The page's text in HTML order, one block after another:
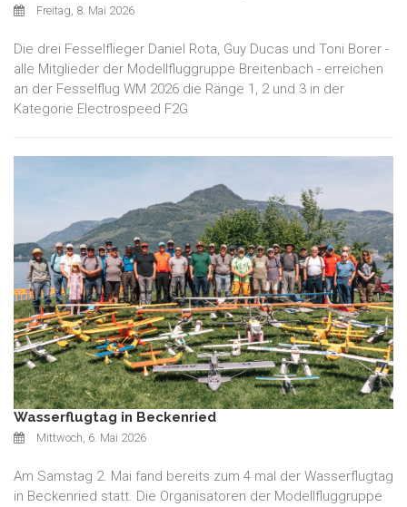
Freitag, 8. Mai 2026
Die drei Fesselflieger Daniel Rota, Guy Ducas und Toni Borer -
alle Mitglieder der Modellfluggruppe Breitenbach - erreichen
an der Fesselflug WM 2026 die Ränge 1, 2 und 3 in der
Kategorie Electrospeed F2G
Wasserflugtag in Beckenried
Mittwoch, 6. Mai 2026
Am Samstag 2. Mai fand bereits zum 4 mal der Wasserflugtag
in Beckenried statt. Die Organisatoren der Modellfluggruppe